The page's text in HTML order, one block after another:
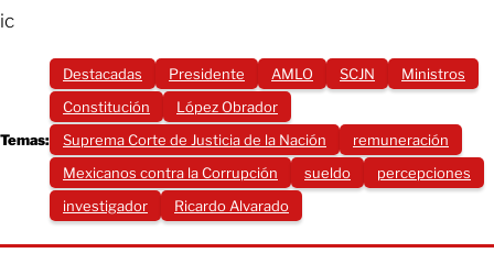
ic
Temas:
Destacadas Presidente AMLO SCJN
Ministros
Constitución
López Obrador
Suprema Corte de Justicia de la Nación
remuneración
Mexicanos contra la Corrupción
sueldo
percepciones
investigador
Ricardo Alvarado